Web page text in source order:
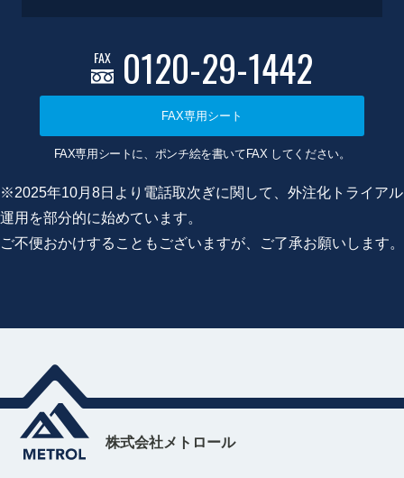
FAX 0120-29-1442
FAX専用シート
FAX専用シートに、ポンチ絵を書いてFAX してください。
※2025年10月8日より電話取次ぎに関して、外注化トライアル
運用を部分的に始めています。
ご不便おかけすることもございますが、ご了承お願いします。
株式会社メトロール